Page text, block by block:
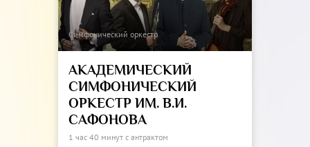
Симфонический оркестр
АКАДЕМИЧЕСКИЙ
СИМФОНИЧЕСКИЙ
ОРКЕСТР ИМ. В.И.
САФОНОВА
1 час 40 минут с антрактом